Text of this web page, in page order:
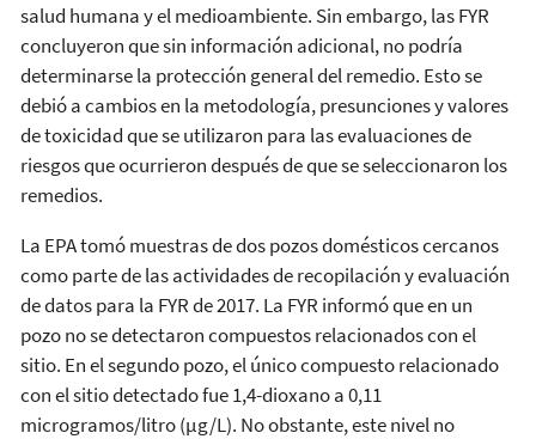
salud humana y el medioambiente. Sin embargo, las FYR
concluyeron que sin información adicional, no podría
determinarse la protección general del remedio. Esto se
debió a cambios en la metodología, presunciones y valores
de toxicidad que se utilizaron para las evaluaciones de
riesgos que ocurrieron después de que se seleccionaron los
remedios.
La EPA tomó muestras de dos pozos domésticos cercanos
como parte de las actividades de recopilación y evaluación
de datos para la FYR de 2017. La FYR informó que en un
pozo no se detectaron compuestos relacionados con el
sitio. En el segundo pozo, el único compuesto relacionado
con el sitio detectado fue 1,4-dioxano a 0,11
microgramos/litro (µg/L). No obstante, este nivel no